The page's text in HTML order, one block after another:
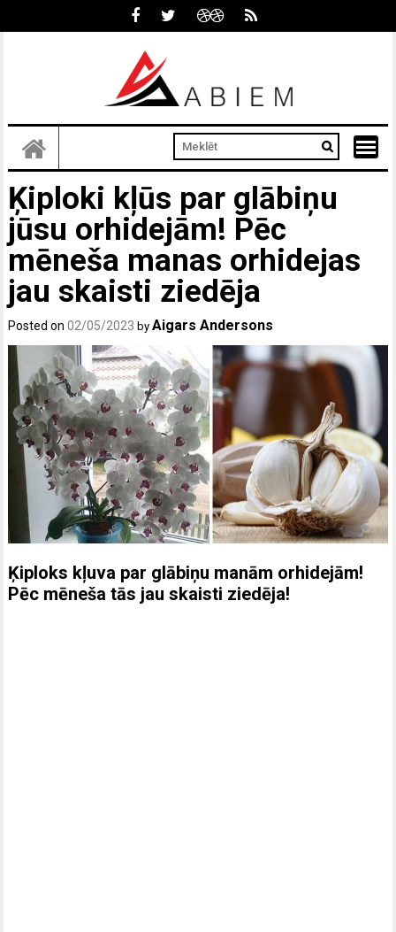
Ķiploki kļūs par glābiņu
jūsu orhidejām! Pēc
mēneša manas orhidejas
jau skaisti ziedēja
Posted on02/05/2023 byAigars Andersons
Ķiploks kļuva par glābiņu manām orhidejām!
Pēc mēneša tās jau skaisti ziedēja!